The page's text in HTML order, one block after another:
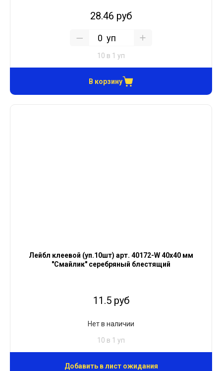
28.46 руб
уп
10 в 1 уп
В корзину
Лейбл клеевой (уп.10шт) арт. 40172-W 40х40 мм
"Смайлик" серебряный блестящий
11.5 руб
Нет в наличии
10 в 1 уп
Добавить в лист ожидания